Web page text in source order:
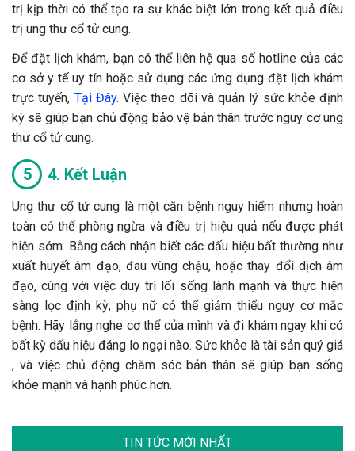
trị kịp thời có thể tạo ra sự khác biệt lớn trong kết quả điều
trị ung thư cổ tử cung.
Để đặt lịch khám, bạn có thể liên hệ qua số hotline của các
cơ sở y tế uy tín hoặc sử dụng các ứng dụng đặt lịch khám
trực tuyến, Tại Đây. Việc theo dõi và quản lý sức khỏe định
kỳ sẽ giúp bạn chủ động bảo vệ bản thân trước nguy cơ ung
thư cổ tử cung.
4. Kết Luận
Ung thư cổ tử cung là một căn bệnh nguy hiểm nhưng hoàn
toàn có thể phòng ngừa và điều trị hiệu quả nếu được phát
hiện sớm. Bằng cách nhận biết các dấu hiệu bất thường như
xuất huyết âm đạo, đau vùng chậu, hoặc thay đổi dịch âm
đạo, cùng với việc duy trì lối sống lành mạnh và thực hiện
sàng lọc định kỳ, phụ nữ có thể giảm thiểu nguy cơ mắc
bệnh. Hãy lắng nghe cơ thể của mình và đi khám ngay khi có
bất kỳ dấu hiệu đáng lo ngại nào. Sức khỏe là tài sản quý giá
, và việc chủ động chăm sóc bản thân sẽ giúp bạn sống
khỏe mạnh và hạnh phúc hơn.
TIN TỨC MỚI NHẤT